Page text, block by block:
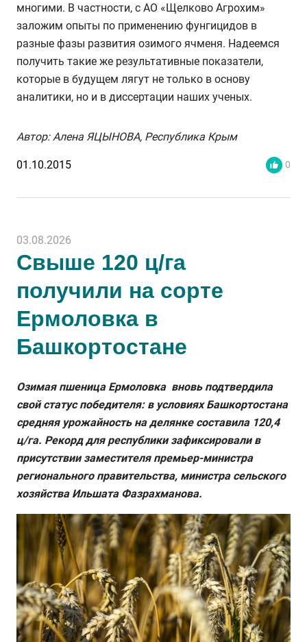
многими. В частности, с АО «Щелково Агрохим»
заложим опыты по применению фунгицидов в
разные фазы развития озимого ячменя. Надеемся
получить такие же результативные показатели,
которые в будущем лягут не только в основу
аналитики, но и в диссертации наших ученых.
Автор: Алена ЯЦЫНОВА, Республика Крым
01.10.2015 0
03.08.2026
Свыше 120 ц/га
получили на сорте
Ермоловка в
Башкортостане
Озимая пшеница Ермоловка вновь подтвердила
свой статус победителя: в условиях Башкортостана
средняя урожайность на делянке составила 120,4
ц/га. Рекорд для республики зафиксировали в
присутствии заместителя премьер-министра
регионального правительства, министра сельского
хозяйства Ильшата Фазрахманова.